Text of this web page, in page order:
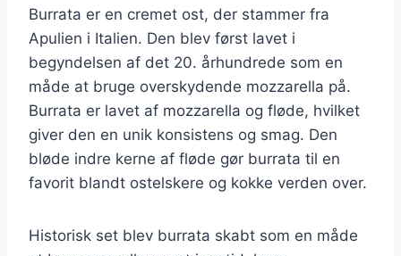
Burrata er en cremet ost, der stammer fra
Apulien i Italien. Den blev først lavet i
begyndelsen af det 20. århundrede som en
måde at bruge overskydende mozzarella på.
Burrata er lavet af mozzarella og fløde, hvilket
giver den en unik konsistens og smag. Den
bløde indre kerne af fløde gør burrata til en
favorit blandt ostelskere og kokke verden over.
Historisk set blev burrata skabt som en måde